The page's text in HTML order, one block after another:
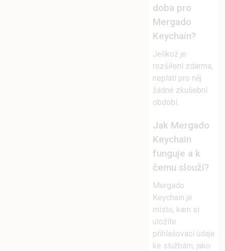
doba pro
Mergado
Keychain?
Jelikož je
rozšíření zdarma,
neplatí pro něj
žádné zkušební
období.
Jak Mergado
Keychain
funguje a k
čemu slouží?
Mergado
Keychain je
místo, kam si
uložíte
přihlašovací údaje
ke službám, jako